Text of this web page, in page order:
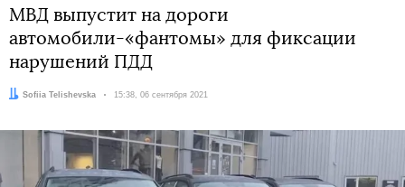
МВД выпустит на дороги
автомобили-«фантомы» для фиксации
нарушений ПДД
Автор:
Sofiia Telishevska Дата:
15:38, 06 сентября 2021